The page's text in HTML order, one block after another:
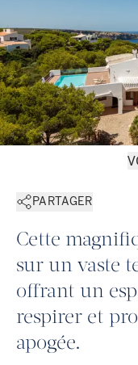
PARTAGER
Cette
sur un vaste
offrant un
respirer et
apogée.